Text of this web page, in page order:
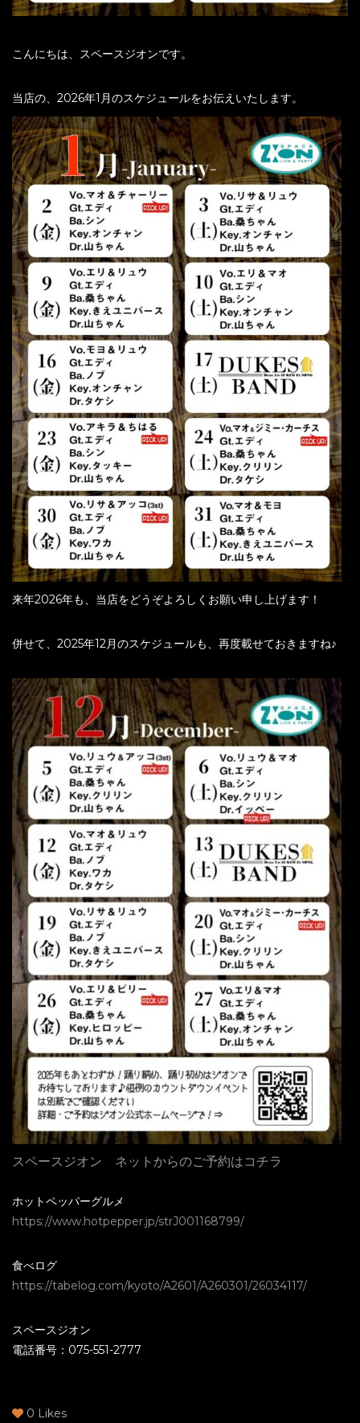
こんにちは、スペースジオンです。
当店の、2026年1月のスケジュールをお伝えいたします。
来年2026年も、当店をどうぞよろしくお願い申し上げます！
併せて、2025年12月のスケジュールも、再度載せておきますね♪
スペースジオン ネットからのご予約はコチラ
ホットペッパーグルメ
https://www.hotpepper.jp/strJ001168799/
食べログ
https://tabelog.com/kyoto/A2601/A260301/26034117/
スペースジオン
電話番号：075-551-2777
0 Likes